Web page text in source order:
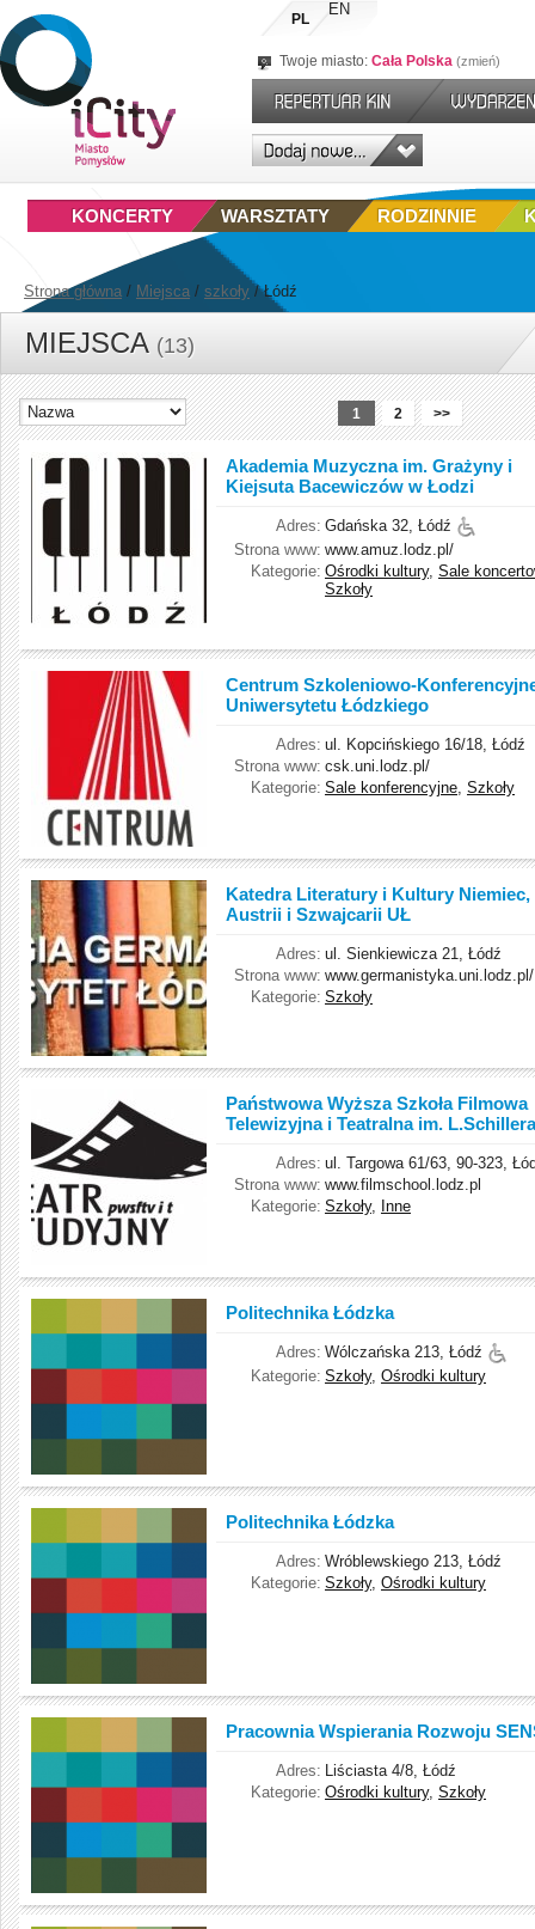
PL
EN
Twoje miasto: Cała Polska zmień
RODZINNIE
WARSZTATY
KONCERTY
Strona główna / Miejsca / szkoły /Łódź
MIEJSCA (13)
1 2 >>
Akademia Muzyczna im. Grażyny i
Kiejsuta Bacewiczów w Łodzi
Adres: Gdańska 32, Łódź
Strona www: www.amuz.lodz.pl/
Kategorie: Ośrodki kultury, Sale
Szkoły
Centrum Szkoleniowo-
Uniwersytetu Łódzkiego
Adres: ul. Kopcińskiego 16/18, Łódź
Strona www: csk.uni.lodz.pl/
Kategorie: Sale konferencyjne, Szkoły
Katedra Literatury i Kultury Niemiec,
Austrii i Szwajcarii UŁ
Adres: ul. Sienkiewicza 21, Łódź
Strona www: www.germanistyka.uni.lodz.pl/
Kategorie: Szkoły
Państwowa Wyższa Szkoła Filmowa
Telewizyjna i Teatralna im. L.Schillera
Adres: ul. Targowa 61/63, 90-323,
Strona www: www.filmschool.lodz.pl
Kategorie: Szkoły, Inne
Politechnika Łódzka
Adres: Wólczańska 213, Łódź
Kategorie: Szkoły, Ośrodki kultury
Politechnika Łódzka
Adres: Wróblewskiego 213, Łódź
Kategorie: Szkoły, Ośrodki kultury
Pracownia Wspierania Rozwoju
Adres: Liściasta 4/8, Łódź
Kategorie: Ośrodki kultury, Szkoły